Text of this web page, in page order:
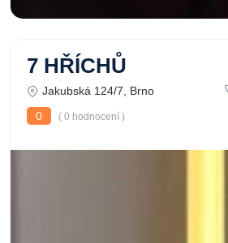
7 HŘÍCHŮ
Jakubská 124/7, Brno
0
( 0 hodnocení )